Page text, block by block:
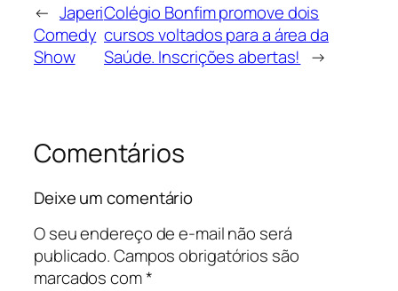
← Japeri
Comedy
Show
Colégio Bonfim promove dois
cursos voltados para a área da
Saúde. Inscrições abertas! →
Comentários
Deixe um comentário
O seu endereço de e-mail não será
publicado.Campos obrigatórios são
marcados com*